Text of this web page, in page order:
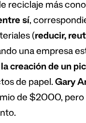
reciclaje más
sí,
(reducir,
una empresa
creación de un
de papel. Gary
de $2000,